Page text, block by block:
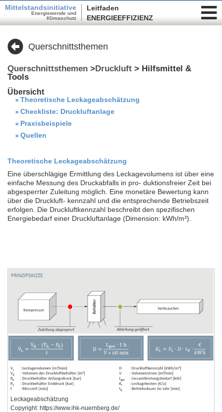
Mittelstandsinitiative
Energiewende und
Klimaschutz
Leitfaden
ENERGIEEFFIZIENZ
Querschnittsthemen
Querschnittsthemen >Druckluft > Hilfsmittel &
Tools
Übersicht
Theoretische Leckageabschätzung
Checkliste: Druckluftanlage
Praxisbeispiele
Quellen
Theoretische Leckageabschätzung
Eine überschlägige Ermittlung des Leckagevolumens ist über eine
einfache Messung des Druckabfalls in pro- duktionsfreier Zeit bei
abgesperrter Zuleitung möglich. Eine monetäre Bewertung kann
über die Druckluft- kennzahl und die entsprechende Betriebszeit
erfolgen. Die Druckluftkennzahl beschreibt den spezifischen
Energiebedarf einer Druckluftanlage (Dimension: kWh/m³).
Leckageabschätzung
Copyright: https://www.ihk-nuernberg.de/